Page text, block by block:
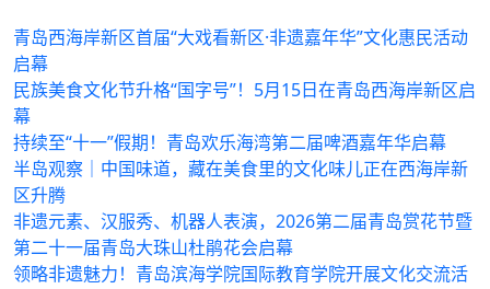
青岛西海岸新区首届“大戏看新区·非遗嘉年华”文化惠民活动
启幕
民族美食文化节升格“国字号”！5月15日在青岛西海岸新区启
幕
持续至“十一”假期！青岛欢乐海湾第二届啤酒嘉年华启幕
半岛观察｜中国味道，藏在美食里的文化味儿正在西海岸新
区升腾
非遗元素、汉服秀、机器人表演，2026第二届青岛赏花节暨
第二十一届青岛大珠山杜鹃花会启幕
领略非遗魅力！青岛滨海学院国际教育学院开展文化交流活